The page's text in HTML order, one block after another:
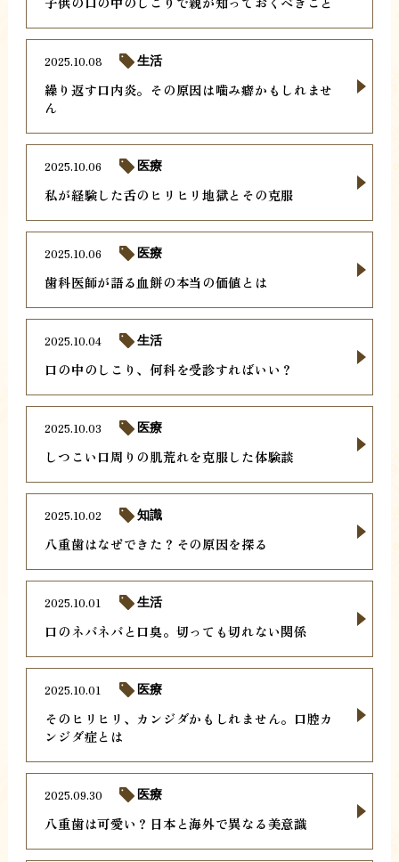
繰り返す口内炎。その原因は噛み癖かもしれませ
ん
2025.10.08 生活
私が経験した舌のヒリヒリ地獄とその克服
2025.10.06 医療
歯科医師が語る血餅の本当の価値とは
2025.10.06 医療
口の中のしこり、何科を受診すればいい？
2025.10.04 生活
しつこい口周りの肌荒れを克服した体験談
2025.10.03 医療
八重歯はなぜできた？その原因を探る
2025.10.02 知識
口のネバネバと口臭。切っても切れない関係
2025.10.01 生活
そのヒリヒリ、カンジダかもしれません。口腔カ
ンジダ症とは
2025.10.01 医療
八重歯は可愛い？日本と海外で異なる美意識
2025.09.30 医療